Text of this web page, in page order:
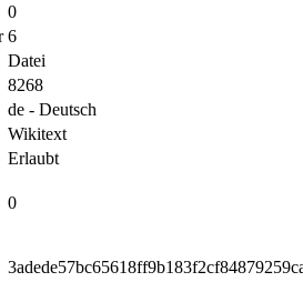
0
6
Datei
8268
de - Deutsch
Wikitext
Erlaubt
0